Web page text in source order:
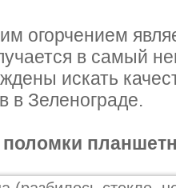
огорчением
в самый
искать
в Зеленограде.